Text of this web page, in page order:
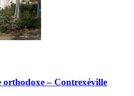
orthodoxe – Contrexéville